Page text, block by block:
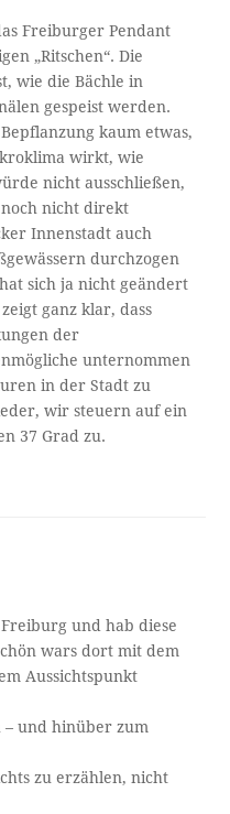
Freiburger Pendant
„Ritschen“. Die
wie die Bächle in
gespeist werden.
kaum etwas,
wirkt, wie
nicht ausschließen,
nicht direkt
Innenstadt auch
durchzogen
sich ja nicht geändert
ganz klar, dass
der
unternommen
in der Stadt zu
wir steuern auf ein
37 Grad zu.
und hab diese
wars dort mit dem
Aussichtspunkt
– und hinüber zum
zu erzählen, nicht